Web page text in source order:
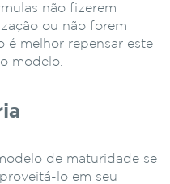
não fizerem
ou não forem
é melhor repensar este
modelo.
de maturidade se
lo em seu